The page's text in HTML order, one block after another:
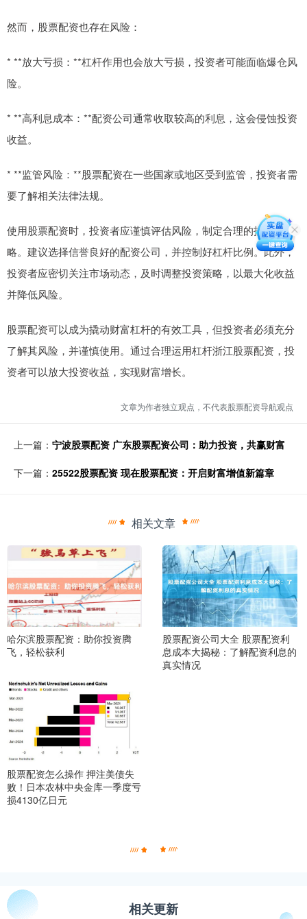
然而，股票配资也存在风险：
* **放大亏损：**杠杆作用也会放大亏损，投资者可能面临爆仓风
险。
* **高利息成本：**配资公司通常收取较高的利息，这会侵蚀投资
收益。
* **监管风险：**股票配资在一些国家或地区受到监管，投资者需
要了解相关法律法规。
使用股票配资时，投资者应谨慎评估风险，制定合理的投资策
略。建议选择信誉良好的配资公司，并控制好杠杆比例。此外，
投资者应密切关注市场动态，及时调整投资策略，以最大化收益
并降低风险。
股票配资可以成为撬动财富杠杆的有效工具，但投资者必须充分
了解其风险，并谨慎使用。通过合理运用杠杆浙江股票配资，投
资者可以放大投资收益，实现财富增长。
文章为作者独立观点，不代表股票配资导航观点
上一篇： 宁波股票配资 广东股票配资公司：助力投资，共赢财富
下一篇： 25522股票配资 现在股票配资：开启财富增值新篇章
相关文章
哈尔滨股票配资：助你投资腾
飞，轻松获利
股票配资公司大全 股票配资利
息成本大揭秘：了解配资利息的
真实情况
股票配资怎么操作 押注美债失
败！日本农林中央金库一季度亏
损4130亿日元
相关更新